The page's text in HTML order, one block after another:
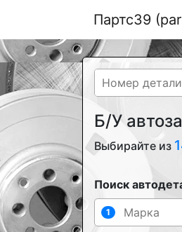
Партс39
Б/У
Выбирайте из
Поиск
1